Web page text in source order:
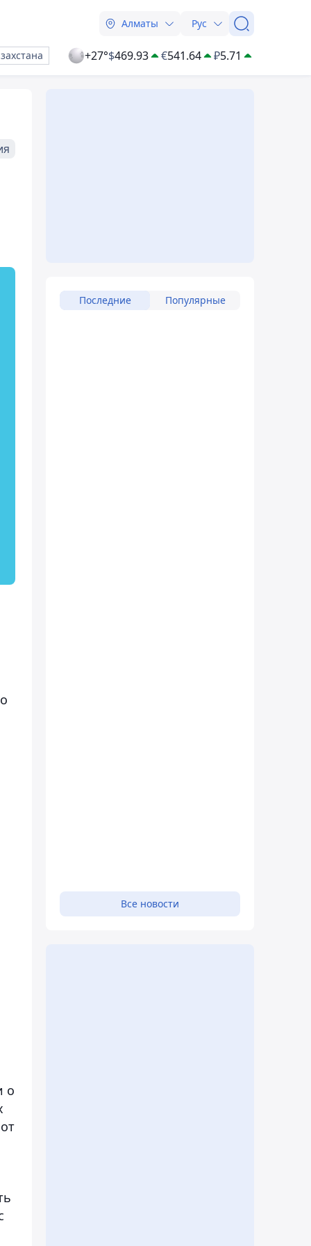
Алматы Рус
+27°$469.93 €541.64 ₽5.71
о
Последние Популярные
Все новости